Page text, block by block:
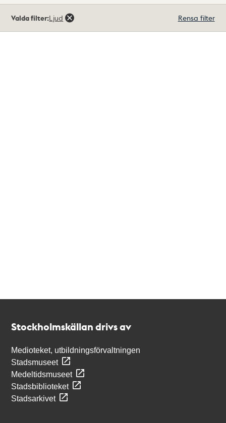
träffar
Valda filter:Ljud Rensa filter
Stockholmskällan drivs av
Medioteket, utbildningsförvaltningen
Stadsmuseet
Medeltidsmuseet
Stadsbiblioteket
Stadsarkivet